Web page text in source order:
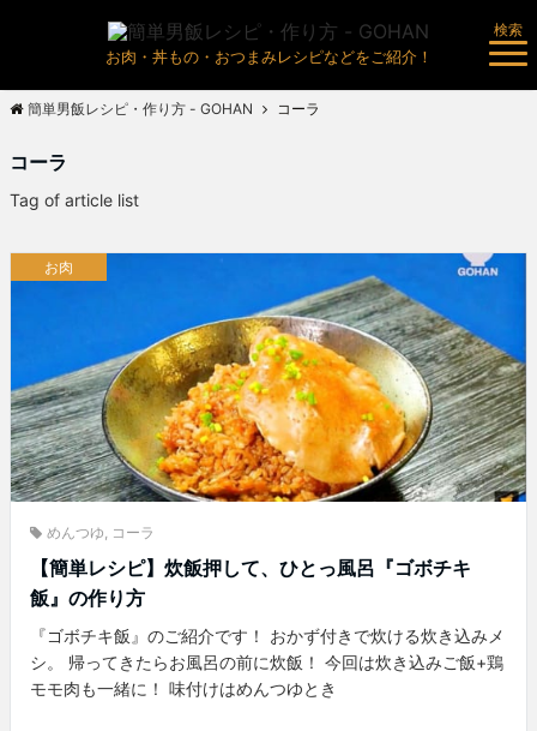
お肉・丼もの・おつまみレシピなどをご紹介！
検索
簡単男飯レシピ・作り方 - GOHAN コーラ
コーラ
Tag of article list
お肉
めんつゆ, コーラ
【簡単レシピ】炊飯押して、ひとっ風呂『ゴボチキ
飯』の作り方
『ゴボチキ飯』のご紹介です！ おかず付きで炊ける炊き込みメ
シ。 帰ってきたらお風呂の前に炊飯！ 今回は炊き込みご飯+鶏
モモ肉も一緒に！ 味付けはめんつゆとき